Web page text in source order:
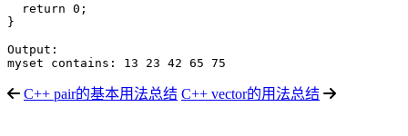
  return 0;
}
Output:
myset contains: 13 23 42 65 75
C++ pair的基本用法总结 C++ vector的用法总结